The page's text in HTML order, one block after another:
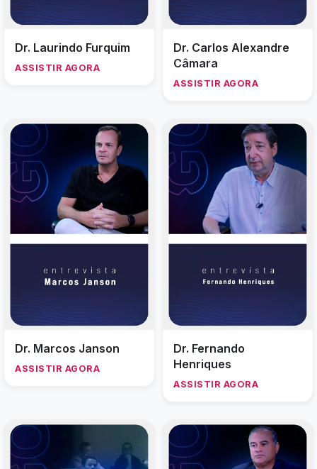
Dr. Laurindo Furquim
ASSISTIR AGORA
Dr. Carlos Alexandre
Câmara
ASSISTIR AGORA
Dr. Marcos Janson
ASSISTIR AGORA
Dr. Fernando
Henriques
ASSISTIR AGORA